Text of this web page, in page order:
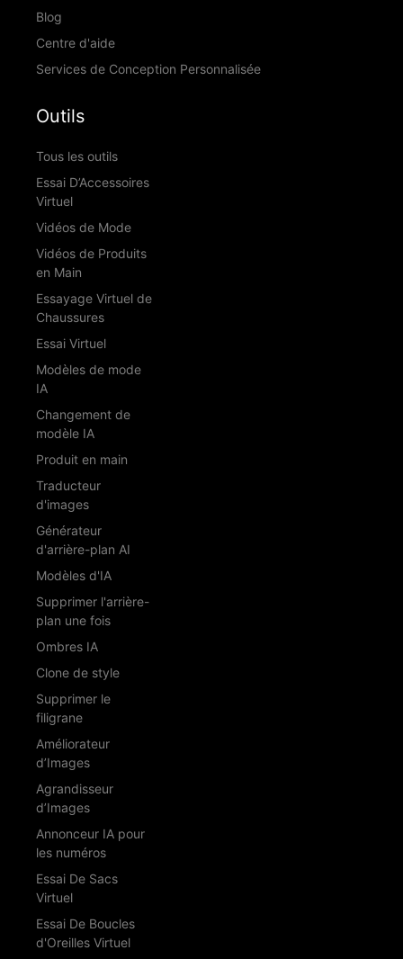
Blog
Centre d'aide
Services de Conception Personnalisée
Outils
Tous les outils
Essai D’Accessoires
Virtuel
Vidéos de Mode
Vidéos de Produits
en Main
Essayage Virtuel de
Chaussures
Essai Virtuel
Modèles de mode
IA
Changement de
modèle IA
Produit en main
Traducteur
d'images
Générateur
d'arrière-plan AI
Modèles d'IA
Supprimer l'arrière-
plan une fois
Ombres IA
Clone de style
Supprimer le
filigrane
Améliorateur
d’Images
Agrandisseur
d’Images
Annonceur IA pour
les numéros
Essai De Sacs
Virtuel
Essai De Boucles
d'Oreilles Virtuel